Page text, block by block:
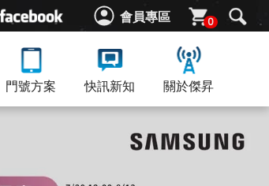
會員專區 0
門號方案 快訊新知 關於傑昇